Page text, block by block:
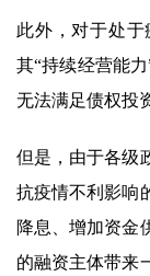
此外，对于处于
其“持续经营能
无法满足债权投
但是，由于各级
抗疫情不利影响
降息、增加资金
的融资主体带来